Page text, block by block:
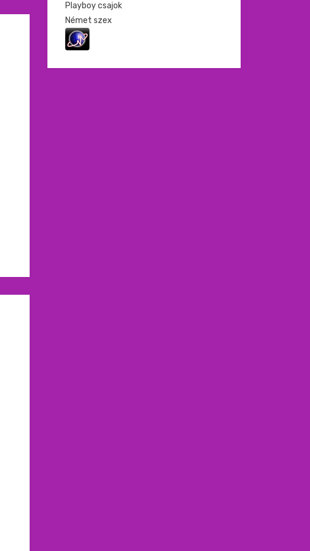
Playboy csajok
Német szex